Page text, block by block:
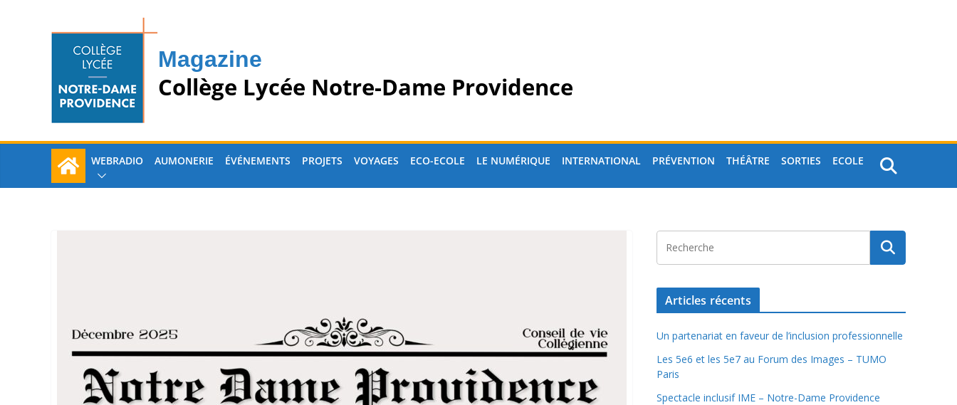
Magazine
Collège Lycée Notre-Dame Providence
WEBRADIO AUMONERIE ÉVÉNEMENTS PROJETS VOYAGES ECO-ECOLE LE NUMÉRIQUE INTERNATIONAL PRÉVENTION THÉÂTRE SORTIES ECOLE
Articles récents
Un partenariat en faveur de l’inclusion professionnelle
Les 5e6 et les 5e7 au Forum des Images – TUMO
Paris
Spectacle inclusif IME – Notre-Dame Providence